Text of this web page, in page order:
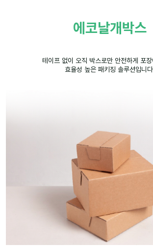
에코날개박스
테이프 없이 오직 박스로만 안전하게 포
효율성 높은 패키징 솔루션입니